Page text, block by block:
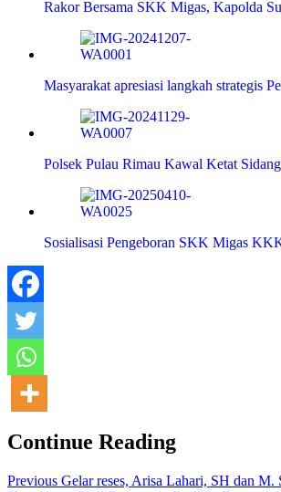
Rakor Bersama SKK Migas, Kapolda
Masyarakat apresiasi langkah strategis
Polsek Pulau Rimau Kawal Ketat
Sosialisasi Pengeboran SKK Migas
Continue Reading
Previous Gelar reses, Arisa Lahari, SH dan